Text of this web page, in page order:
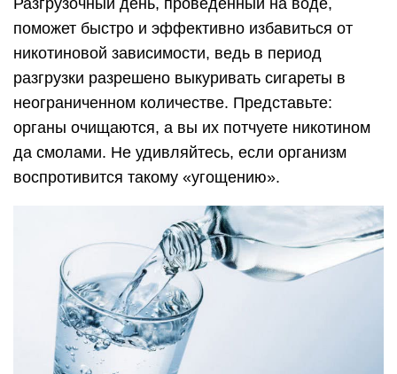
Разгрузочный день, проведенный на воде,
поможет быстро и эффективно избавиться от
никотиновой зависимости, ведь в период
разгрузки разрешено выкуривать сигареты в
неограниченном количестве. Представьте:
органы очищаются, а вы их потчуете никотином
да смолами. Не удивляйтесь, если организм
воспротивится такому «угощению».